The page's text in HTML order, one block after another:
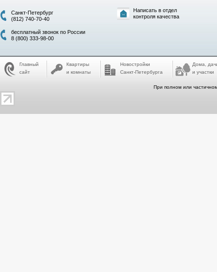
Санкт-Петербург
(812) 740-70-40
бесплатный звонок по России
8 (800) 333-98-00
Написать в отдел
контроля качества
Главный
сайт
Квартиры
и комнаты
Новостройки
Санкт-Петербурга
Дома,
и участки
При полном или